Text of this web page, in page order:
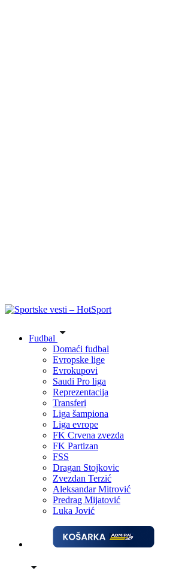
Fudbal
Domaći fudbal
Evropske lige
Evrokupovi
Saudi Pro liga
Reprezentacija
Transferi
Liga šampiona
Liga evrope
FK Crvena zvezda
FK Partizan
FSS
Dragan Stojkovic
Zvezdan Terzić
Aleksandar Mitrović
Predrag Mijatović
Luka Jović